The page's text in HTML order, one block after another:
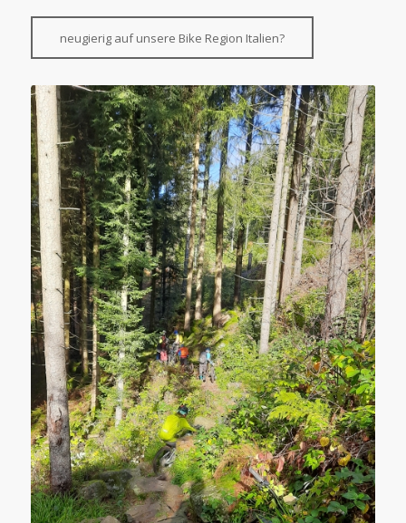
neugierig auf unsere Bike Region Italien?